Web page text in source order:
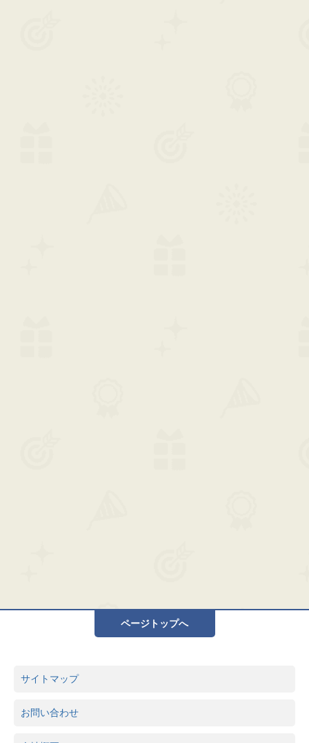
ページトップへ
サイトマップ
お問い合わせ